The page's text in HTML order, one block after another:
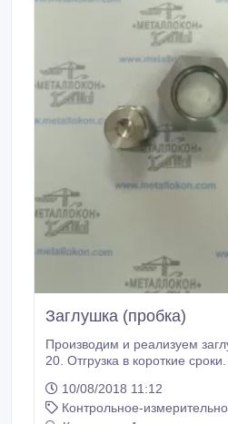
Заглушка (пробка)
Производим и реализуем
20. Отгрузка в короткие
производитель, не требует обязательной
сертификации..
10/08/2018 11:12
Контрольное-